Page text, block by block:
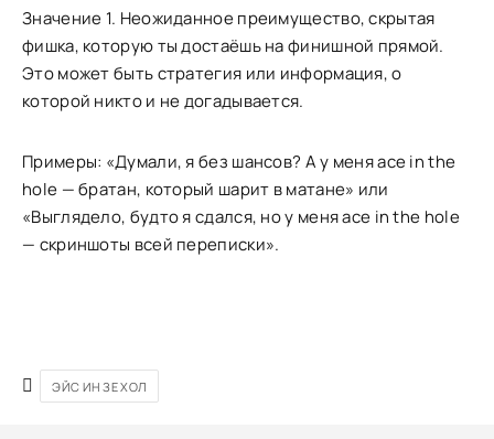
Значение 1. Неожиданное преимущество, скрытая
фишка, которую ты достаёшь на финишной прямой.
Это может быть стратегия или информация, о
которой никто и не догадывается.
Примеры: «Думали, я без шансов? А у меня ace in the
hole — братан, который шарит в матане» или
«Выглядело, будто я сдался, но у меня ace in the hole
— скриншоты всей переписки».
ЭЙС ИН ЗЕ ХОЛ